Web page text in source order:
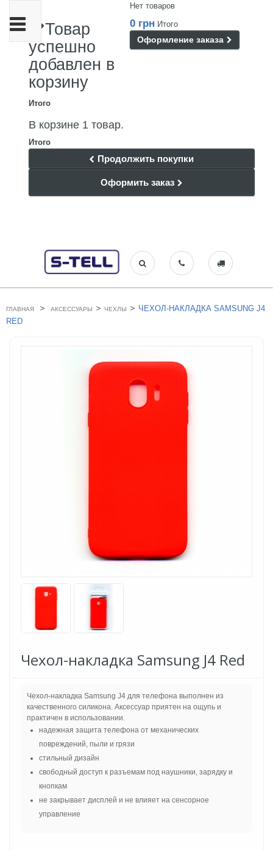
Нет товаров
0 грн Итого
Оформление заказа
Товар
успешно
добавлен в
корзину
Итого
В корзине 1 товар.
Итого
Продолжить покупки
Оформить заказ
Переключить
навигации
ГЛАВНАЯ > АКСЕССУАРЫ > ЧЕХЛЫ > ЧЕХОЛ-НАКЛАДКА SAMSUNG J4
RED
Чехол-накладка Samsung J4 Red
Чехол-накладка Samsung J4 для телефона выполнен из
качественного силикона. Аксессуар приятен на ощупь и
практичен в использовании.
надежная защита телефона от механических
повреждений, пыли и грязи
стильный дизайн
свободный доступ к разъемам под наушники, зарядку и
кнопкам
не закрывает дисплей и не влияет на сенсорное
управление